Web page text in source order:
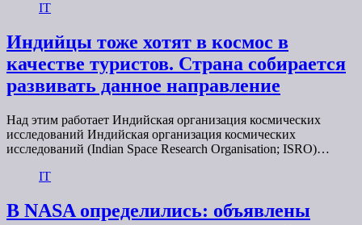
IT
Индийцы тоже хотят в космос в
качестве туристов. Страна собирается
развивать данное направление
Над этим работает Индийская организация космических
исследований Индийская организация космических
исследований (Indian Space Research Organisation; ISRO)…
IT
В NASA определились: объявлены